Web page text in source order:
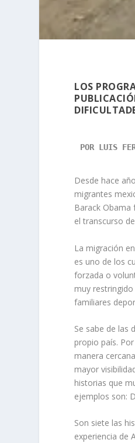
LOS
POR LUIS
Desde hace
migrantes
Barack
el transcurso
La migración
es uno de los
forzada o
muy
familiares
Se sabe de las
propio país.
manera
mayor
historias que
ejemplos son:
Son siete las
experiencia de